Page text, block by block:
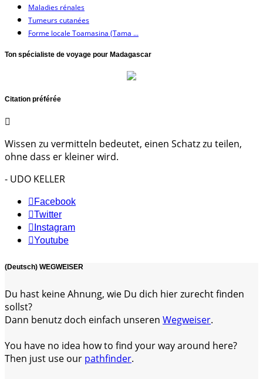
Maladies rénales
Tumeurs cutanées
Forme locale Toamasina (Tama ...
Ton spécialiste de voyage pour Madagascar
Citation préférée
Wissen zu vermitteln bedeutet, einen Schatz zu teilen,
ohne dass er kleiner wird.
- UDO KELLER
Facebook
Twitter
Instagram
Youtube
(Deutsch) WEGWEISER
Du hast keine Ahnung, wie Du dich hier zurecht finden
sollst?
Dann benutz doch einfach unseren Wegweiser.
You have no idea how to find your way around here?
Then just use our pathfinder.